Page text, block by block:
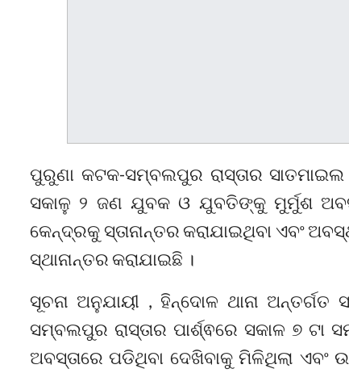
ପୁରୁଣା କଟକ-ସମ୍ବଲପୁର ରାସ୍ତାର ସାତମାଇଲ
ସକାଳୁ ୨ ଜଣ ଯୁବକ ଓ ଯୁବତିଙ୍କୁ ମୁର୍ମୁଶ
କେନ୍ଦ୍ରକୁ ସ୍ତାନାନ୍ତର କରାଯାଇଥିବା ଏବଂ
ସ୍ଥାନାନ୍ତର କରାଯାଇଛି ।
ସୂଚନା ଅନୁଯାୟୀ , ହିନ୍ଦୋଳ ଥାନା
ସମ୍ବଲପୁର ରାସ୍ତାର ପାର୍ଶ୍ଵରେ ସକାଳ ୭
ଅବସ୍ତାରେ ପଡିଥିବା ଦେଖିବାକୁ ମିଳିଥିଲା